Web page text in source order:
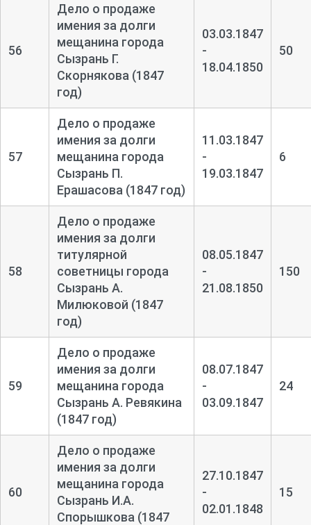
56
Дело о продаже
имения за долги
мещанина города
Сызрань Г.
Скорнякова (1847
год)
03.03.1847
-
18.04.1850
50
57
Дело о продаже
имения за долги
мещанина города
Сызрань П.
Ерашасова (1847 год)
11.03.1847
-
19.03.1847
6
58
Дело о продаже
имения за долги
титулярной
советницы города
Сызрань А.
Милюковой (1847
год)
08.05.1847
-
21.08.1850
150
59
Дело о продаже
имения за долги
мещанина города
Сызрань А. Ревякина
(1847 год)
08.07.1847
-
03.09.1847
24
60
Дело о продаже
имения за долги
мещанина города
Сызрань И.А.
Спорышкова (1847
27.10.1847
-
02.01.1848
15